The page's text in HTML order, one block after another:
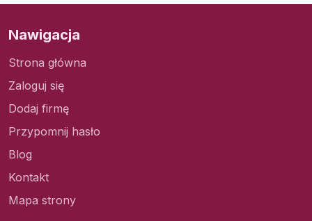
Nawigacja
Strona główna
Zaloguj się
Dodaj firmę
Przypomnij hasło
Blog
Kontakt
Mapa strony